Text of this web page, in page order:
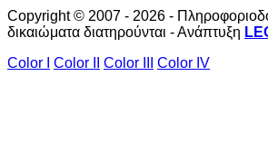
Copyright © 2007 - 2026 -
δικαιώματα διατηρούνται - Ανάπτυξη
Color I
Color II Color III Color IV